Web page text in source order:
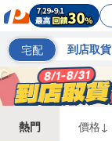
宅配 到店取貨
熱門 價格↓